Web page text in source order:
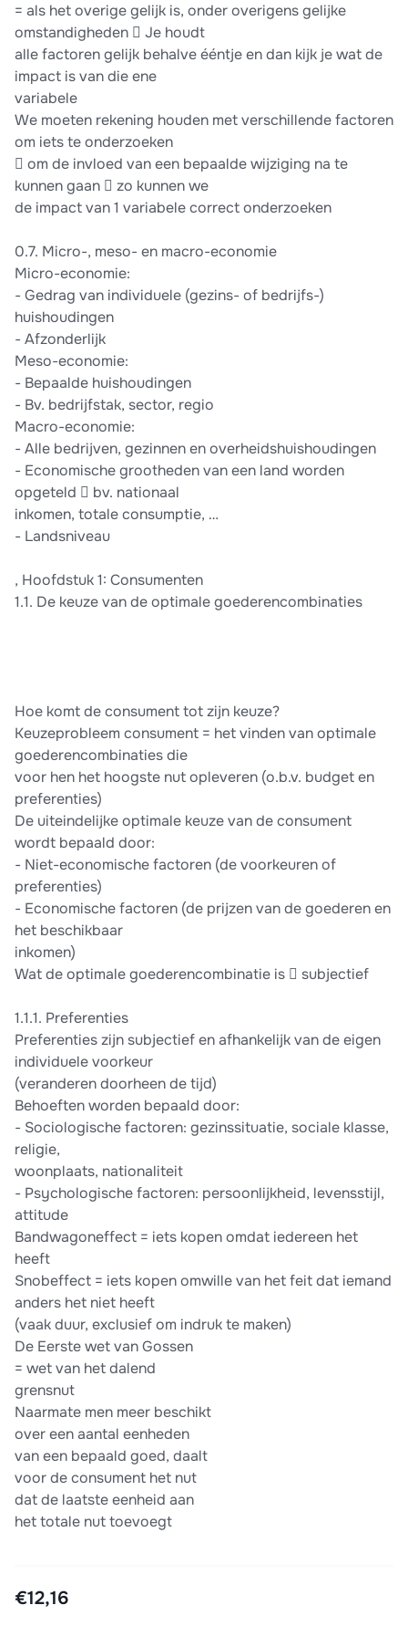
= als het overige gelijk is, onder overigens gelijke
omstandigheden  Je houdt
alle factoren gelijk behalve ééntje en dan kijk je wat de
impact is van die ene
variabele
We moeten rekening houden met verschillende factoren
om iets te onderzoeken
 om de invloed van een bepaalde wijziging na te
kunnen gaan  zo kunnen we
de impact van 1 variabele correct onderzoeken
0.7. Micro-, meso- en macro-economie
Micro-economie:
- Gedrag van individuele (gezins- of bedrijfs-)
huishoudingen
- Afzonderlijk
Meso-economie:
- Bepaalde huishoudingen
- Bv. bedrijfstak, sector, regio
Macro-economie:
- Alle bedrijven, gezinnen en overheidshuishoudingen
- Economische grootheden van een land worden
opgeteld  bv. nationaal
inkomen, totale consumptie, …
- Landsniveau
, Hoofdstuk 1: Consumenten
1.1. De keuze van de optimale goederencombinaties
Hoe komt de consument tot zijn keuze?
Keuzeprobleem consument = het vinden van optimale
goederencombinaties die
voor hen het hoogste nut opleveren (o.b.v. budget en
preferenties)
De uiteindelijke optimale keuze van de consument
wordt bepaald door:
- Niet-economische factoren (de voorkeuren of
preferenties)
- Economische factoren (de prijzen van de goederen en
het beschikbaar
inkomen)
Wat de optimale goederencombinatie is  subjectief
1.1.1. Preferenties
Preferenties zijn subjectief en afhankelijk van de eigen
individuele voorkeur
(veranderen doorheen de tijd)
Behoeften worden bepaald door:
- Sociologische factoren: gezinssituatie, sociale klasse,
religie,
woonplaats, nationaliteit
- Psychologische factoren: persoonlijkheid, levensstijl,
attitude
Bandwagoneffect = iets kopen omdat iedereen het
heeft
Snobeffect = iets kopen omwille van het feit dat iemand
anders het niet heeft
(vaak duur, exclusief om indruk te maken)
De Eerste wet van Gossen
= wet van het dalend
grensnut
Naarmate men meer beschikt
over een aantal eenheden
van een bepaald goed, daalt
voor de consument het nut
dat de laatste eenheid aan
het totale nut toevoegt
€12,16